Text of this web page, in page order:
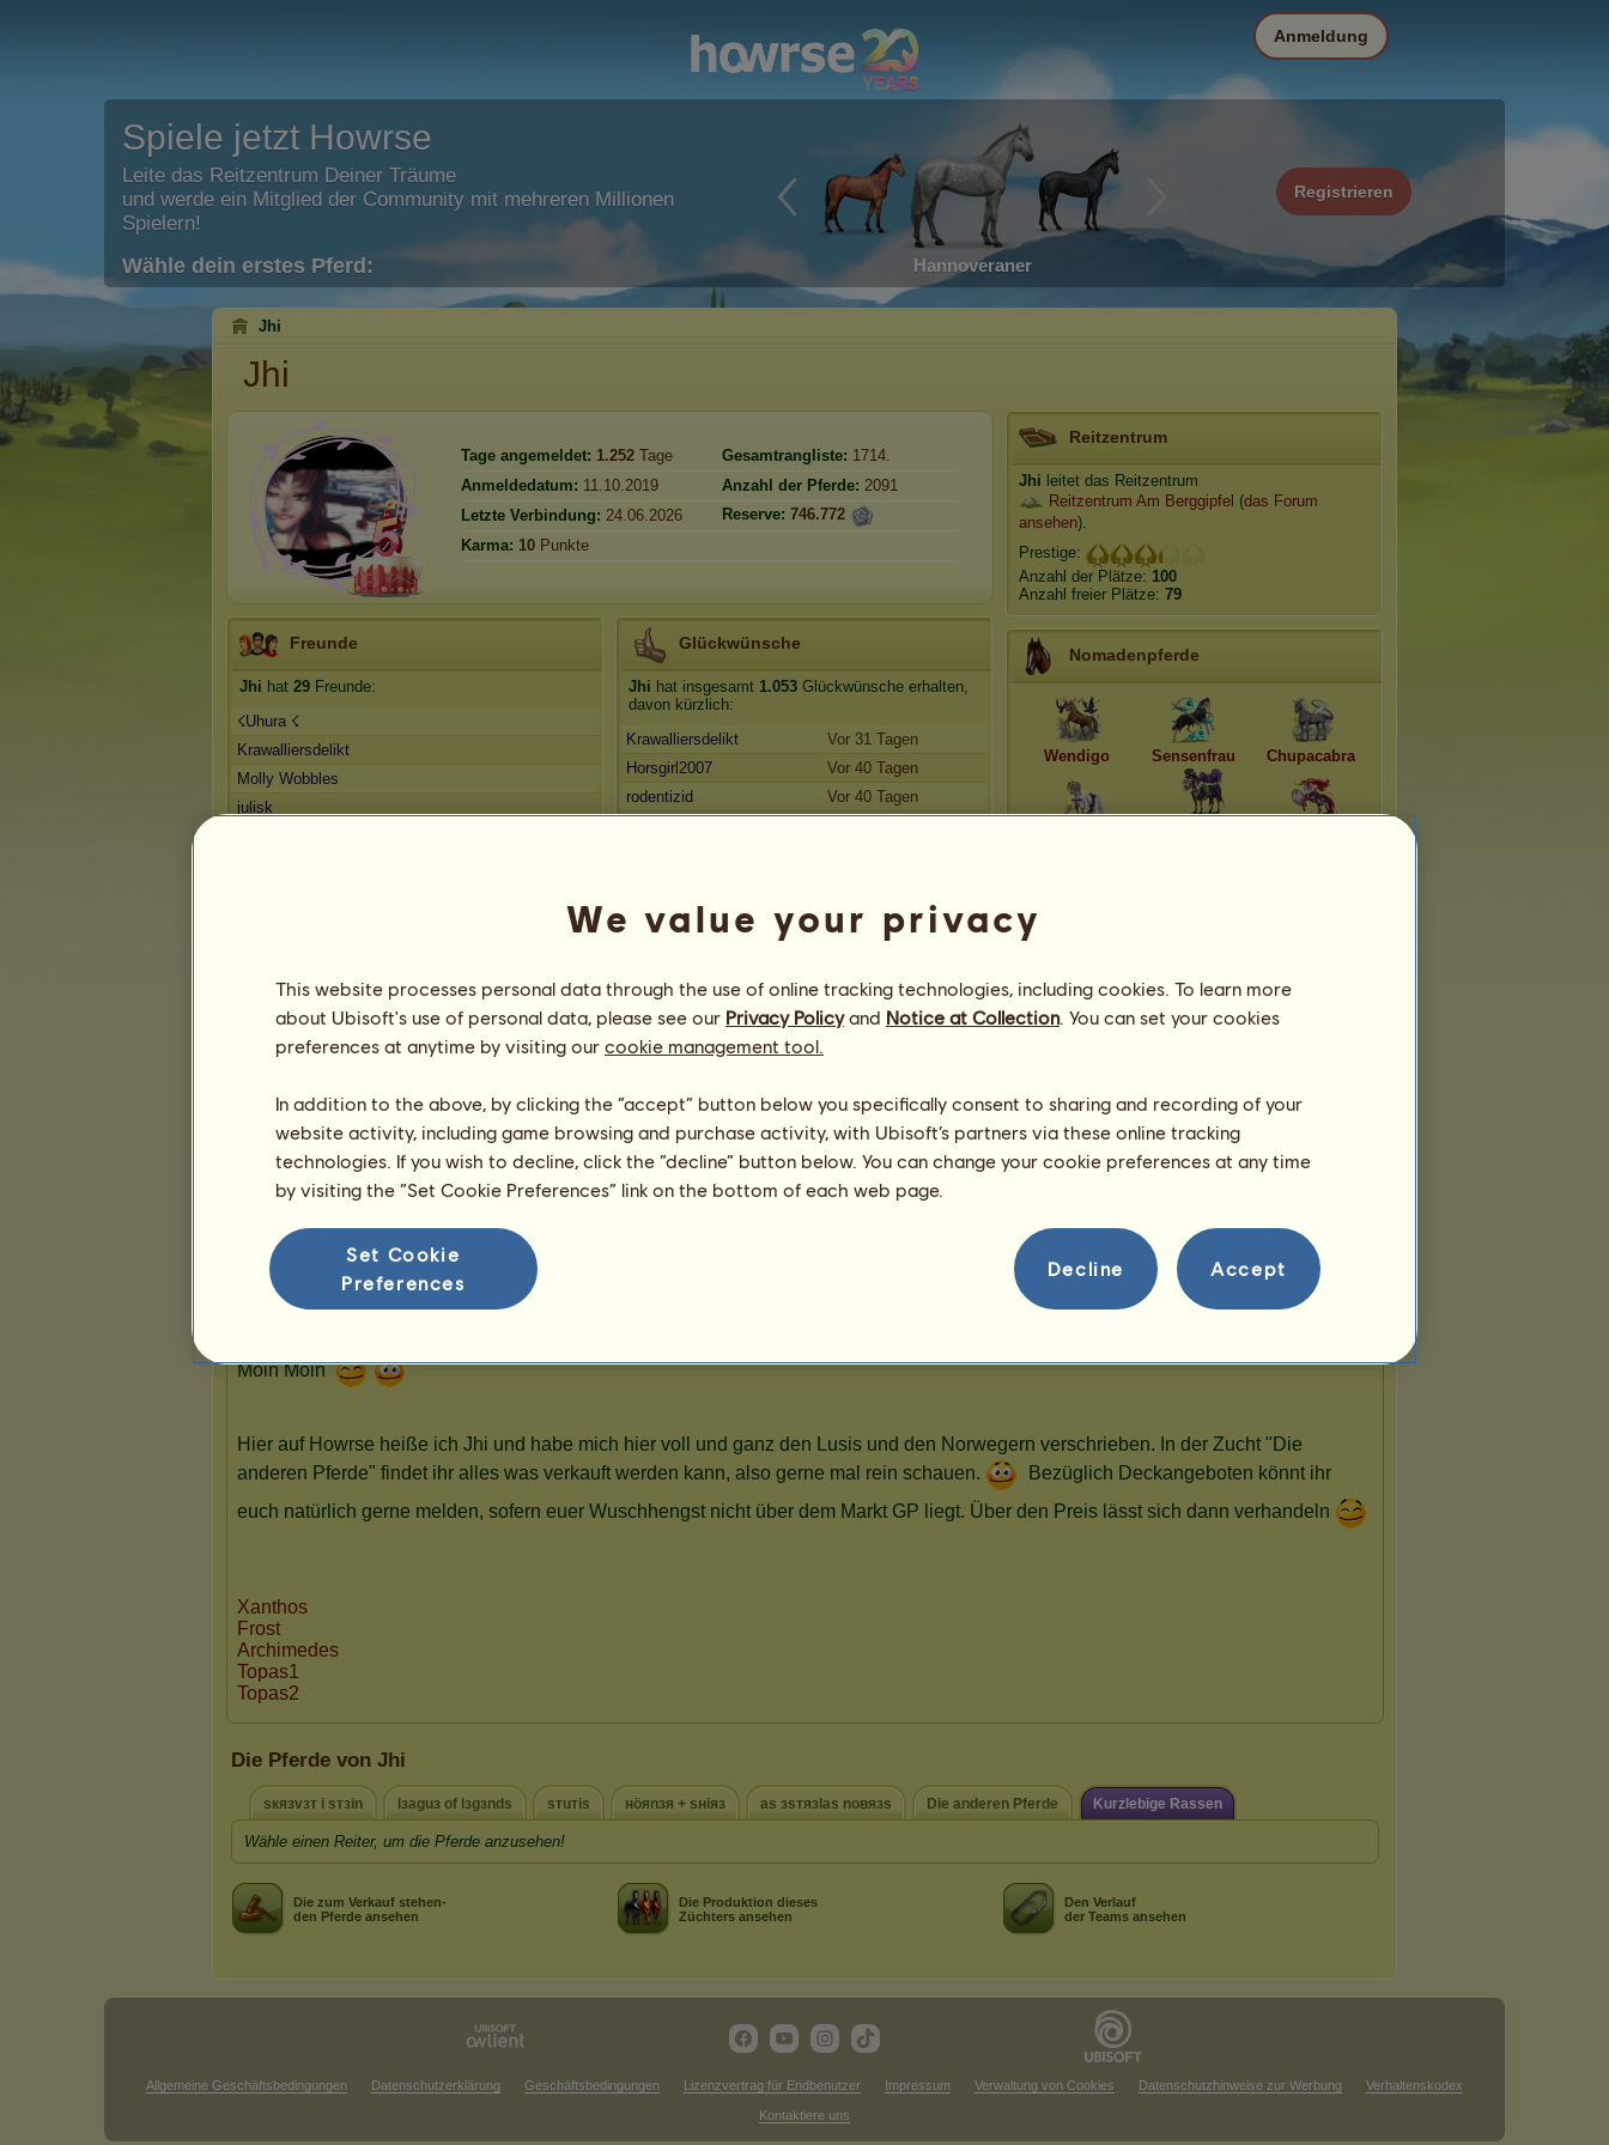
Spiele jetzt Howrse
Leite das Reitzentrum Deiner Träume
und werde ein Mitglied der Community mit mehreren Millionen
Spielern!
Wähle dein erstes Pferd: Hannoveraner
Registrieren
Anmeldung
Jhi
Jhi
Tage angemeldet: 1.252 Tage Gesamtrangliste: 1714.
Anmeldedatum: 11.10.2019 Anzahl der Pferde: 2091
Letzte Verbindung: 24.06.2026 Reserve: 746.772
Karma: 10 Punkte
Freunde
Jhi hat 29 Freunde:
☇Uhura ☇
Krawalliersdelikt
Molly Wobbles
julisk
Glückwünsche
Jhi hat insgesamt 1.053 Glückwünsche erhalten,
davon kürzlich:
Krawalliersdelikt
Vor 31 Tagen
Horsgirl2007
Vor 40 Tagen
rodentizid
Vor 40 Tagen
Reitzentrum
Jhi leitet das Reitzentrum
Reitzentrum Am Berggipfel (das Forum
ansehen).
Prestige:
Anzahl der Plätze: 100
Anzahl freier Plätze: 79
Nomadenpferde
Wendigo Sensenfrau Chupacabra
Weiße Dame
Die Teams
Gezüchtete Rasse:
Norweger
ᴀs ᴇsтʀᴇʟᴀs ɴσвʀᴇs
Lusitano
Präsentation
Die Pferde von Jhi
sкязvзт i sтзin lзaguз of lзgзnds sтuтis нöяnзя + sнiяз as зsтязlas noвязs Die anderen Pferde Kurzlebige Rassen
Wähle einen Reiter, um die Pferde anzusehen!
Die zum Verkauf stehen-
den Pferde ansehen
Die Produktion dieses
Züchters ansehen
Den Verlauf
der Teams ansehen
Allgemeine Geschäftsbedingungen Datenschutzerklärung Geschäftsbedingungen Lizenzvertrag für Endbenutzer Impressum Verwaltung von Cookies Datenschutzhinweise zur Werbung Verhaltenskodex
Kontaktiere uns
We value your privacy
This website processes personal data through the use of online tracking technologies, including cookies. To learn more
about Ubisoft's use of personal data, please see our Privacy Policyand Notice at Collection. You can set your cookies
preferences at anytime by visiting our cookie management tool.
In addition to the above, by clicking the “accept” button below you specifically consent to sharing and recording of your
website activity, including game browsing and purchase activity, with Ubisoft’s partners via these online tracking
technologies. If you wish to decline, click the “decline” button below. You can change your cookie preferences at any time
by visiting the “Set Cookie Preferences” link on the bottom of each web page.
Set Cookie
Preferences
Decline Accept